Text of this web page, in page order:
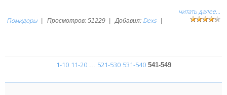
читать далее...
Помидоры
Просмотров: 51229 Добавил: Dexs
1-10 11-20 521-530 531-540 541-549